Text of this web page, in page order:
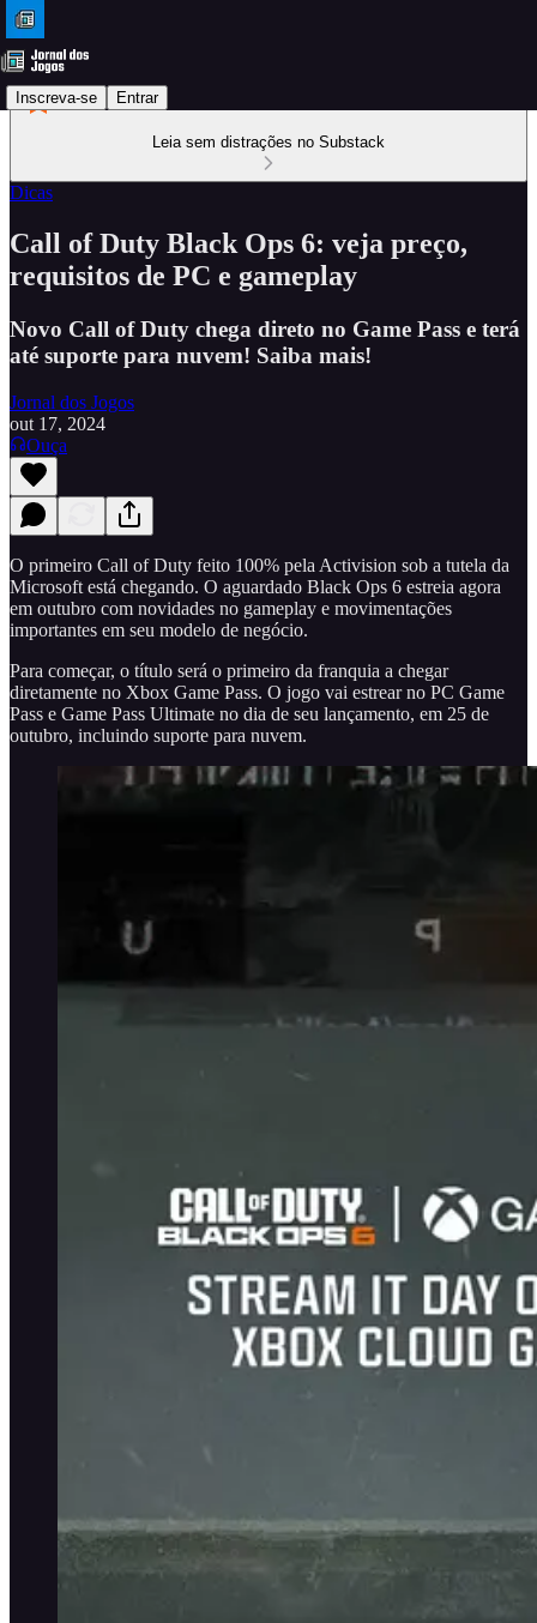
Inscreva-se Entrar
Leia sem distrações no Substack
Dicas
Call of Duty Black Ops 6: veja preço,
requisitos de PC e gameplay
Novo Call of Duty chega direto no Game Pass e terá
até suporte para nuvem! Saiba mais!
Jornal dos Jogos
out 17, 2024
Ouça
O primeiro Call of Duty feito 100% pela Activision sob a tutela da
Microsoft está chegando. O aguardado Black Ops 6 estreia agora
em outubro com novidades no gameplay e movimentações
importantes em seu modelo de negócio.
Para começar, o título será o primeiro da franquia a chegar
diretamente no Xbox Game Pass. O jogo vai estrear no PC Game
Pass e Game Pass Ultimate no dia de seu lançamento, em 25 de
outubro, incluindo suporte para nuvem.